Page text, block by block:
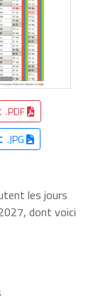
.PDF
.JPG
les jours
dont voici